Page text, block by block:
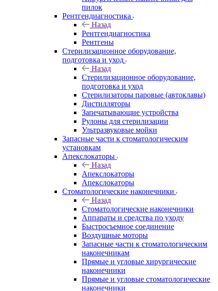
пилок
Рентгендиагностика
Назад
Рентгендиагностика
Рентгены
Стерилизационное оборудование,
подготовка и уход
Назад
Стерилизационное оборудование,
подготовка и уход
Стерилизаторы паровые (автоклавы)
Дистилляторы
Запечатывающие устройства
Рулоны для стерилизации
Ультразвуковые мойки
Запасные части к стоматологическим
установкам
Апекслокаторы
Назад
Апекслокаторы
Апекслокаторы
Стоматологические наконечники
Назад
Стоматологические наконечники
Аппараты и средства по уходу
Быстросъемное соединение
Воздушные моторы
Запасные части к стоматологическим
наконечникам
Прямые и угловые хирургические
наконечники
Прямые и угловые стоматологические
наконечники